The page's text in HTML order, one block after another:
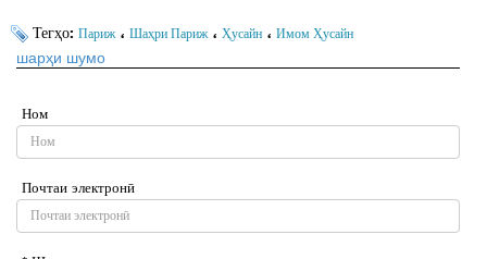
Тегҳо: Париж ، Шаҳри Париж ، Ҳусайн ، Имом Ҳусайн
шарҳи шумо
Ном
Почтаи электронӣ